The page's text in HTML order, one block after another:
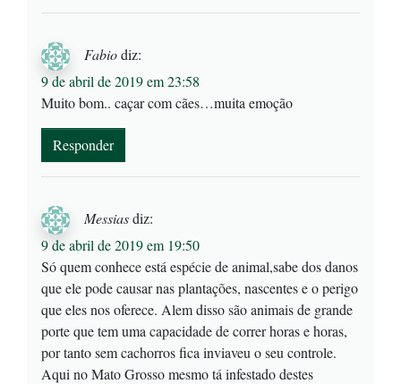
Fabiodiz:
9 de abril de 2019 em 23:58
Muito bom.. caçar com cães…muita emoção
Responder
Messiasdiz:
9 de abril de 2019 em 19:50
Só quem conhece está espécie de animal,sabe dos danos
que ele pode causar nas plantações, nascentes e o perigo
que eles nos oferece. Alem disso são animais de grande
porte que tem uma capacidade de correr horas e horas,
por tanto sem cachorros fica inviaveu o seu controle.
Aqui no Mato Grosso mesmo tá infestado destes